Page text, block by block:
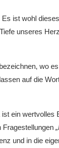
ist wohl
unseres
wo
auf die
ein wertvolles
Fragestellungen
und in die